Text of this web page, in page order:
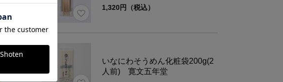
脂質
食塩相当量 3.6g
1,320円（税込）
いなにわそうめん化粧袋200g(2
人前) 寛文五年堂